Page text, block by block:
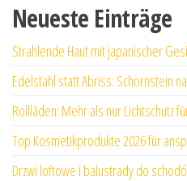
Neueste Einträge
Strahlende Haut mit japanischer
Edelstahl statt Abriss: Schornstein
Rollläden: Mehr als nur Lichtschutz
Top Kosmetikprodukte 2026 für
Drzwi loftowe i balustrady do